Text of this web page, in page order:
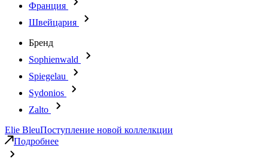
Франция
Швейцария
Бренд
Sophienwald
Spiegelau
Sydonios
Zalto
Elie BleuПоступление новой коллелкции
Подробнее